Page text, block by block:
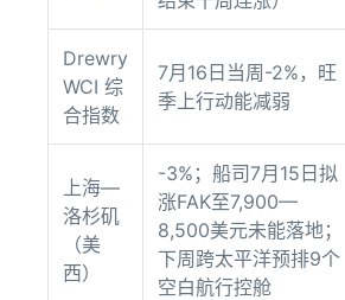
Drewry
WCI 综
合指数
7月16日当周-2%，旺
季上行动能减弱
上海—
洛杉矶
（美
西）
-3%；船司7月15日拟
涨FAK至7,900—
8,500美元未能落地；
下周跨太平洋预排9个
空白航行控舱